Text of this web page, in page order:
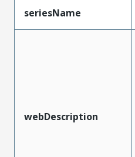
seriesName
webDescription